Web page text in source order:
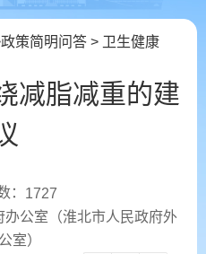
政策简明问答 > 卫生健康
减脂减重的建
： 1727
公室（淮北市人民政府外
室）